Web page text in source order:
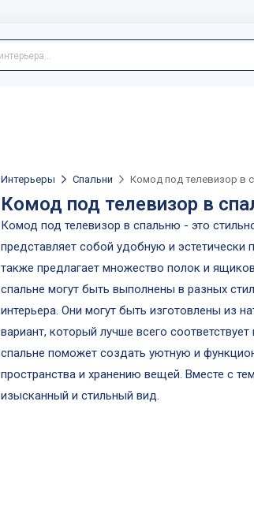
Интерьеры Спальни Комод под телевизор в
Комод под телевизор в
Комод под телевизор в спальню - это
представляет собой удобную и эстетически
также предлагает множество полок и
спальне могут быть выполнены в разных
интерьера. Они могут быть изготовлены из
вариант, который лучше всего
спальне поможет создать уютную и
пространства и хранению вещей. Вместе с
изысканный и стильный вид.